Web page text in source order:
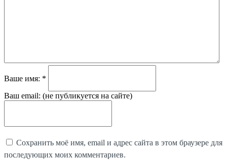
Ваше имя: *
Ваш email: (не публикуется на сайте)
Сохранить моё имя, email и адрес сайта в этом браузере для
последующих моих комментариев.